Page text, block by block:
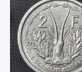
FAO
-
Níquel
-
BU
cantidad